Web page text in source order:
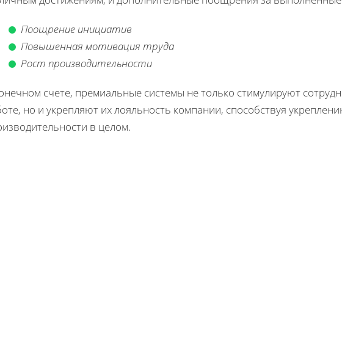
Поощрение инициатив
Повышенная мотивация труда
Рост производительности
счете, премиальные системы не только стимулируют
но и укрепляют их лояльность компании, способствуя
в целом.